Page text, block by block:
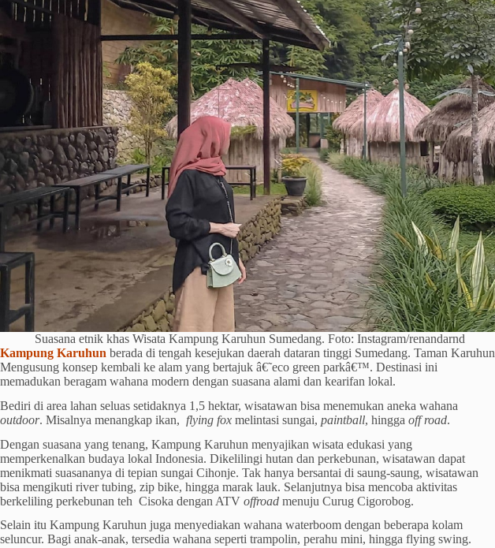
Suasana etnik khas Wisata Kampung Karuhun Sumedang. Foto: Instagram/renandarnd
Kampung Karuhun berada di tengah kesejukan daerah dataran tinggi Sumedang. Taman Karuhun
Mengusung konsep kembali ke alam yang bertajuk â€˜eco green parkâ€™. Destinasi ini
memadukan beragam wahana modern dengan suasana alami dan kearifan lokal.
Bediri di area lahan seluas setidaknya 1,5 hektar, wisatawan bisa menemukan aneka wahana
outdoor. Misalnya menangkap ikan, flying fox melintasi sungai, paintball, hingga off road.
Dengan suasana yang tenang, Kampung Karuhun menyajikan wisata edukasi yang
memperkenalkan budaya lokal Indonesia. Dikelilingi hutan dan perkebunan, wisatawan dapat
menikmati suasananya di tepian sungai Cihonje. Tak hanya bersantai di saung-saung, wisatawan
bisa mengikuti river tubing, zip bike, hingga marak lauk. Selanjutnya bisa mencoba aktivitas
berkeliling perkebunan teh Cisoka dengan ATV offroad menuju Curug Cigorobog.
Selain itu Kampung Karuhun juga menyediakan wahana waterboom dengan beberapa kolam
seluncur. Bagi anak-anak, tersedia wahana seperti trampolin, perahu mini, hingga flying swing.